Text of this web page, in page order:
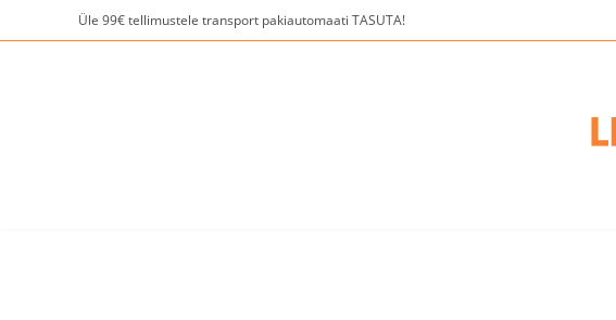
to
Üle 99€ tellimustele transport pakiautomaati TASUTA!